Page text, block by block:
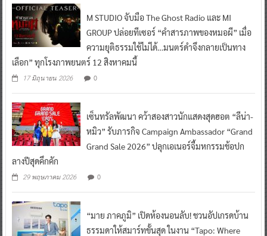
M STUDIO จับมือ The Ghost Radio และ MI
GROUP ปล่อยทีเซอร์ “คำสารภาพของหมอผี” เมื่อ
ความยุติธรรมใช้ไม่ได้…มนตร์ดำจึงกลายเป็นทาง
เลือก” ทุกโรงภาพยนตร์ 12 สิงหาคมนี้
17 มิถุนายน 2026 0
เซ็นทรัลพัฒนา คว้าสองสาวนักแสดงสุดฮอต “ลีน่า-
หมิว” รับภารกิจ Campaign Ambassador “Grand
Grand Sale 2026” ปลุกเอเนอร์จี้มหกรรมช้อปก
ลางปีสุดคึกคัก
29 พฤษภาคม 2026 0
“มาย ภาคภูมิ” เปิดห้องนอนลับ! ชวนอัปเกรดบ้าน
ธรรมดาให้สมาร์ทขั้นสุด ในงาน “Tapo: Where